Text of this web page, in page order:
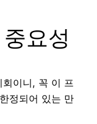
요성
이니, 꼭 이 프
정되어 있는 만